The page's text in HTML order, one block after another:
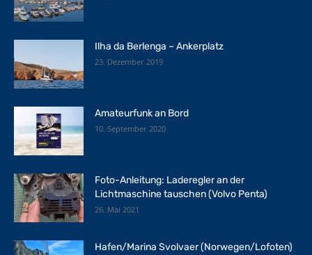
Ilha da Berlenga – Ankerplatz
23. Dezember 2019
Amateurfunk an Bord
10. September 2020
Foto-Anleitung: Laderegler an der
Lichtmaschine tauschen (Volvo Penta)
26. Mai 2021
Hafen/Marina Svolvaer (Norwegen/Lofoten)